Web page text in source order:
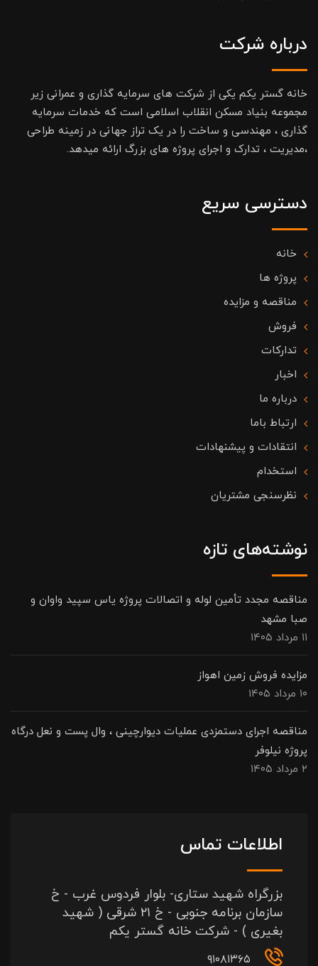
درباره شرکت
خانه گستر یکم یکی از شرکت های سرمایه گذاری و عمرانی زیر
مجموعه بنیاد مسکن انقلاب اسلامی است که خدمات سرمایه
گذاری ، مهندسی و ساخت را در یک تراز جهانی در زمینه طراحی
،مدیریت ، تدارک و اجرای پروژه های بزرگ ارائه میدهد.
دسترسی سریع
خانه
پروژه ها
مناقصه و مزایده
فروش
تدارکات
اخبار
درباره ما
ارتباط باما
انتقادات و پیشنهادات
استخدام
نظرسنجی مشتریان
نوشته‌های تازه
مناقصه مجدد تأمین لوله و اتصالات پروژه یاس سپید واوان و
صبا مشهد
۱۱ مرداد ۱۴۰۵
مزایده فروش زمین اهواز
۱۰ مرداد ۱۴۰۵
مناقصه اجرای دستمزدی عملیات دیوارچینی ، وال پست و نعل درگاه
پروژه نیلوفر
۲ مرداد ۱۴۰۵
اطلاعات تماس
بزرگراه شهید ستاری- بلوار فردوس غرب - خ
سازمان برنامه جنوبی - خ ۲۱ شرقی ( شهید
بغیری ) - شرکت خانه گستر یکم
۹۱۰۸۱۳۶۵